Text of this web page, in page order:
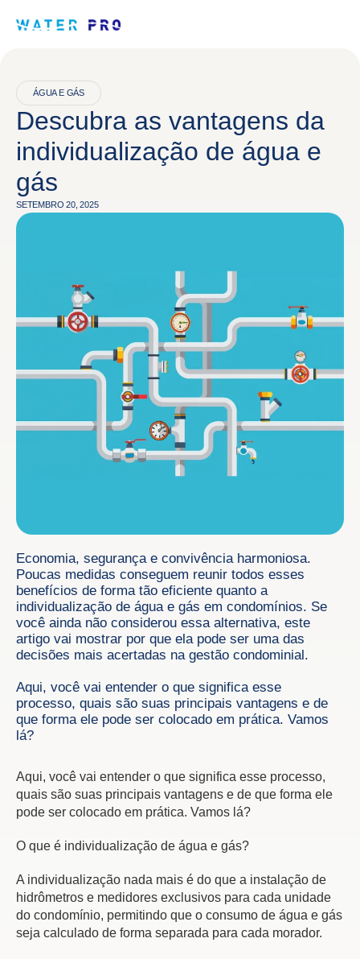
ÁGUA E GÁS
Descubra as vantagens da
individualização de água e
gás
SETEMBRO 20, 2025
Economia, segurança e convivência harmoniosa.
Poucas medidas conseguem reunir todos esses
benefícios de forma tão eficiente quanto a
individualização de água e gás em condomínios. Se
você ainda não considerou essa alternativa, este
artigo vai mostrar por que ela pode ser uma das
decisões mais acertadas na gestão condominial.
Aqui, você vai entender o que significa esse
processo, quais são suas principais vantagens e de
que forma ele pode ser colocado em prática. Vamos
lá?
Aqui, você vai entender o que significa esse processo,
quais são suas principais vantagens e de que forma ele
pode ser colocado em prática. Vamos lá?
O que é individualização de água e gás?
A individualização nada mais é do que a instalação de
hidrômetros e medidores exclusivos para cada unidade
do condomínio, permitindo que o consumo de água e gás
seja calculado de forma separada para cada morador.